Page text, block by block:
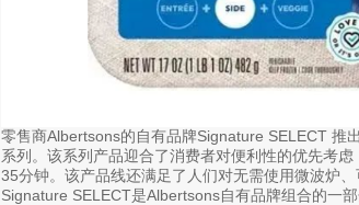
零售商Albertsons的自有品牌Signature SELECT 推
系列。该系列产品迎合了消费者对便利性的优先考
35分钟。该产品线还满足了人们对无需使用微波炉
Signature SELECT是Albertsons自有品牌组合的一